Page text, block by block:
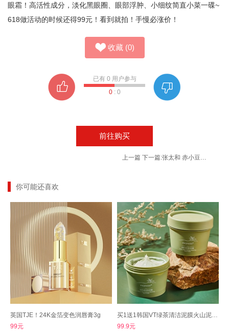
眼霜！高活性成分，淡化黑眼圈、眼部浮肿、小细纹简直小菜一碟~
618做活动的时候还得99元！看到就拍！手慢必涨价！
收藏 (0)
已有 0 用户参与
0: 0
前往购买
上一篇 下一篇: 张太和 赤小豆芡实薏米茶 150g*2袋
你可能还喜欢
英国TJE！24K金箔变色润唇膏3g
99元
买1送1韩国VT绿茶清洁泥膜火山泥面膜mask
99.9元